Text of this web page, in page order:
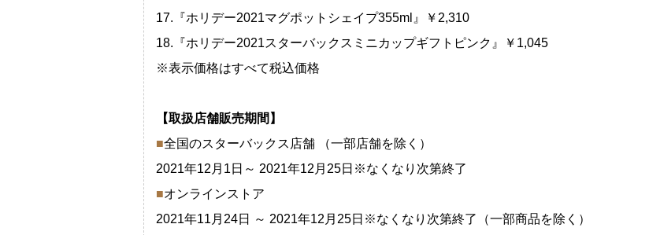
17.『ホリデー2021マグポットシェイプ355ml』￥2,310
18.『ホリデー2021スターバックスミニカップギフトピンク』￥1,045
※表示価格はすべて税込価格
【取扱店舗販売期間】
■全国のスターバックス店舗 （一部店舗を除く）
2021年12月1日～ 2021年12月25日※なくなり次第終了
■オンラインストア
2021年11月24日 ～ 2021年12月25日※なくなり次第終了（一部商品を除く）